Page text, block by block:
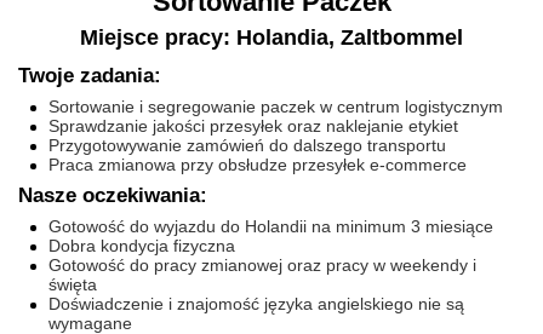
Miejsce pracy: Holandia, Zaltbommel
Twoje zadania:
Sortowanie i segregowanie paczek w centrum logistycznym
Sprawdzanie jakości przesyłek oraz naklejanie etykiet
Przygotowywanie zamówień do dalszego transportu
Praca zmianowa przy obsłudze przesyłek e-commerce
Nasze oczekiwania:
Gotowość do wyjazdu do Holandii na minimum 3 miesiące
Dobra kondycja fizyczna
Gotowość do pracy zmianowej oraz pracy w weekendy i
święta
Doświadczenie i znajomość języka angielskiego nie są
wymagane